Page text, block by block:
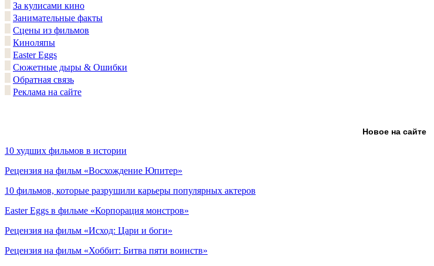
За кулисами кино
Занимательные факты
Сцены из фильмов
Киноляпы
Easter Eggs
Сюжетные дыры & Ошибки
Обратная связь
Реклама на сайте
Новое на сайте
10 худших фильмов в истории
Рецензия на фильм «Восхождение Юпитер»
10 фильмов, которые разрушили карьеры популярных актеров
Easter Eggs в фильме «Корпорация монстров»
Рецензия на фильм «Исход: Цари и боги»
Рецензия на фильм «Хоббит: Битва пяти воинств»